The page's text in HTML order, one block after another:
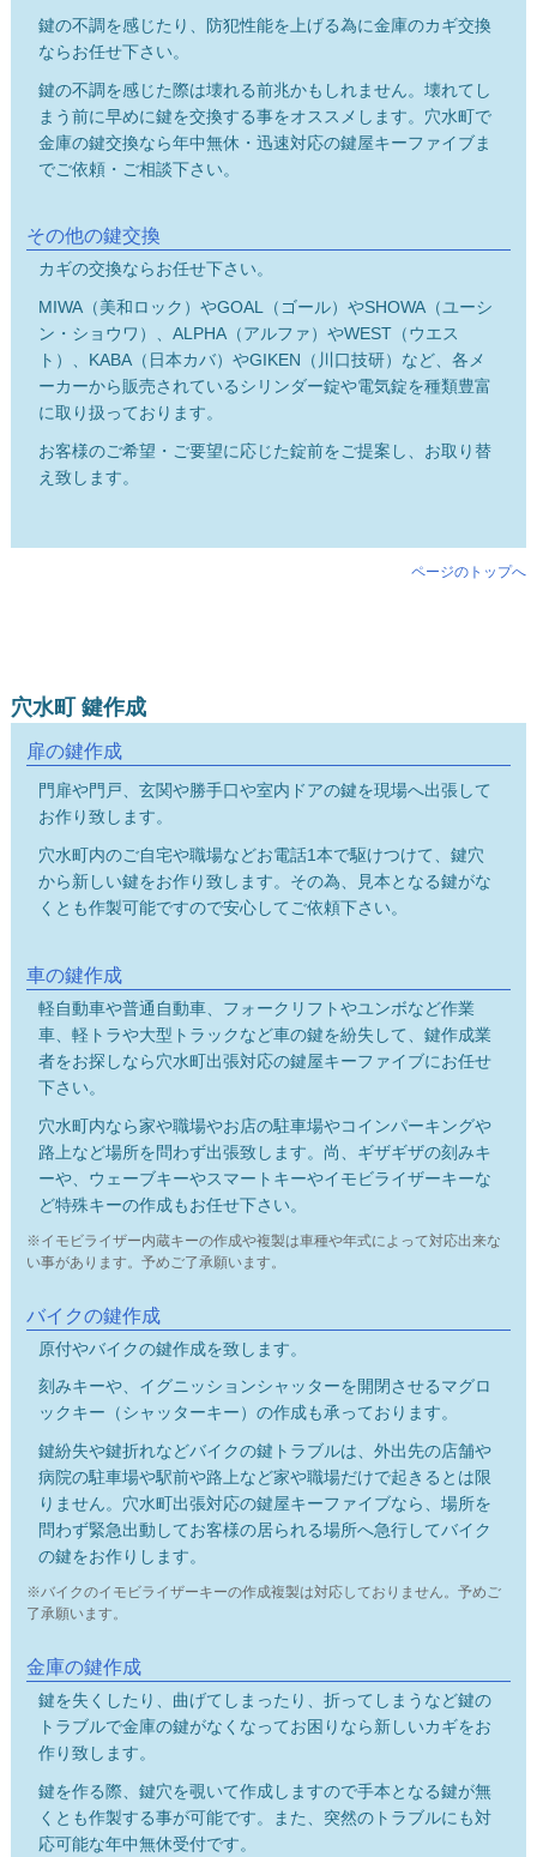
鍵の不調を感じたり、防犯性能を上げる為に金庫のカギ交換
ならお任せ下さい。
鍵の不調を感じた際は壊れる前兆かもしれません。壊れてし
まう前に早めに鍵を交換する事をオススメします。穴水町で
金庫の鍵交換なら年中無休・迅速対応の鍵屋キーファイブま
でご依頼・ご相談下さい。
その他の鍵交換
カギの交換ならお任せ下さい。
MIWA（美和ロック）やGOAL（ゴール）やSHOWA（ユーシ
ン・ショウワ）、ALPHA（アルファ）やWEST（ウエス
ト）、KABA（日本カバ）やGIKEN（川口技研）など、各メ
ーカーから販売されているシリンダー錠や電気錠を種類豊富
に取り扱っております。
お客様のご希望・ご要望に応じた錠前をご提案し、お取り替
え致します。
ページのトップへ
穴水町 鍵作成
扉の鍵作成
門扉や門戸、玄関や勝手口や室内ドアの鍵を現場へ出張して
お作り致します。
穴水町内のご自宅や職場などお電話1本で駆けつけて、鍵穴
から新しい鍵をお作り致します。その為、見本となる鍵がな
くとも作製可能ですので安心してご依頼下さい。
車の鍵作成
軽自動車や普通自動車、フォークリフトやユンボなど作業
車、軽トラや大型トラックなど車の鍵を紛失して、鍵作成業
者をお探しなら穴水町出張対応の鍵屋キーファイブにお任せ
下さい。
穴水町内なら家や職場やお店の駐車場やコインパーキングや
路上など場所を問わず出張致します。尚、ギザギザの刻みキ
ーや、ウェーブキーやスマートキーやイモビライザーキーな
ど特殊キーの作成もお任せ下さい。
※イモビライザー内蔵キーの作成や複製は車種や年式によって対応出来な
い事があります。予めご了承願います。
バイクの鍵作成
原付やバイクの鍵作成を致します。
刻みキーや、イグニッションシャッターを開閉させるマグロ
ックキー（シャッターキー）の作成も承っております。
鍵紛失や鍵折れなどバイクの鍵トラブルは、外出先の店舗や
病院の駐車場や駅前や路上など家や職場だけで起きるとは限
りません。穴水町出張対応の鍵屋キーファイブなら、場所を
問わず緊急出動してお客様の居られる場所へ急行してバイク
の鍵をお作りします。
※バイクのイモビライザーキーの作成複製は対応しておりません。予めご
了承願います。
金庫の鍵作成
鍵を失くしたり、曲げてしまったり、折ってしまうなど鍵の
トラブルで金庫の鍵がなくなってお困りなら新しいカギをお
作り致します。
鍵を作る際、鍵穴を覗いて作成しますので手本となる鍵が無
くとも作製する事が可能です。また、突然のトラブルにも対
応可能な年中無休受付です。